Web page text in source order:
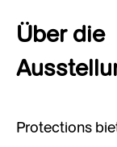
Über die
Protections